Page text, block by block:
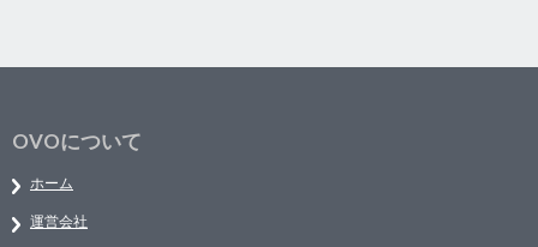
OVOについて
ホーム
運営会社